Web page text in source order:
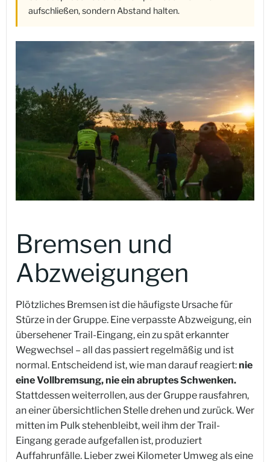
aufschließen, sondern Abstand halten.
Bremsen und
Abzweigungen
Plötzliches Bremsen ist die häufigste Ursache für
Stürze in der Gruppe. Eine verpasste Abzweigung, ein
übersehener Trail-Eingang, ein zu spät erkannter
Wegwechsel – all das passiert regelmäßig und ist
normal. Entscheidend ist, wie man darauf reagiert:nie
eine Vollbremsung, nie ein abruptes Schwenken.
Stattdessen weiterrollen, aus der Gruppe rausfahren,
an einer übersichtlichen Stelle drehen und zurück. Wer
mitten im Pulk stehenbleibt, weil ihm der Trail-
Eingang gerade aufgefallen ist, produziert
Auffahrunfälle. Lieber zwei Kilometer Umweg als eine